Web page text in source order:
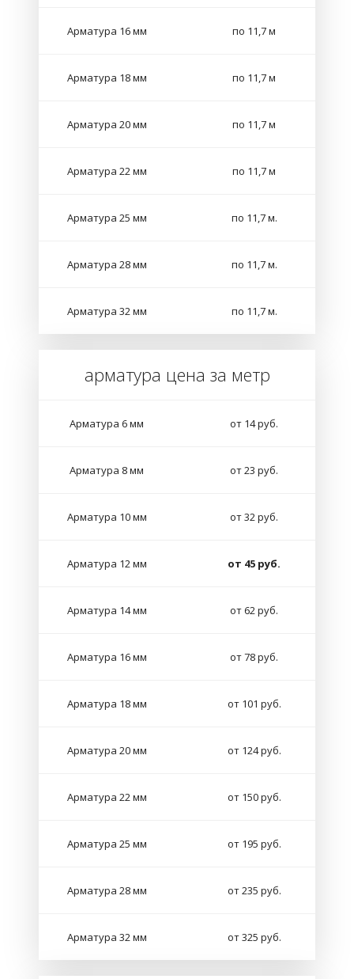
Арматура 16 мм по 11,7 м
Арматура 18 мм по 11,7 м
Арматура 20 мм по 11,7 м
Арматура 22 мм по 11,7 м
Арматура 25 мм по 11,7 м.
Арматура 28 мм по 11,7 м.
Арматура 32 мм по 11,7 м.
арматура цена за метр
Арматура 6 мм от 14 руб.
Арматура 8 мм от 23 руб.
Арматура 10 мм от 32 руб.
Арматура 12 мм от 45 руб.
Арматура 14 мм от 62 руб.
Арматура 16 мм от 78 руб.
Арматура 18 мм от 101 руб.
Арматура 20 мм от 124 руб.
Арматура 22 мм от 150 руб.
Арматура 25 мм от 195 руб.
Арматура 28 мм от 235 руб.
Арматура 32 мм от 325 руб.